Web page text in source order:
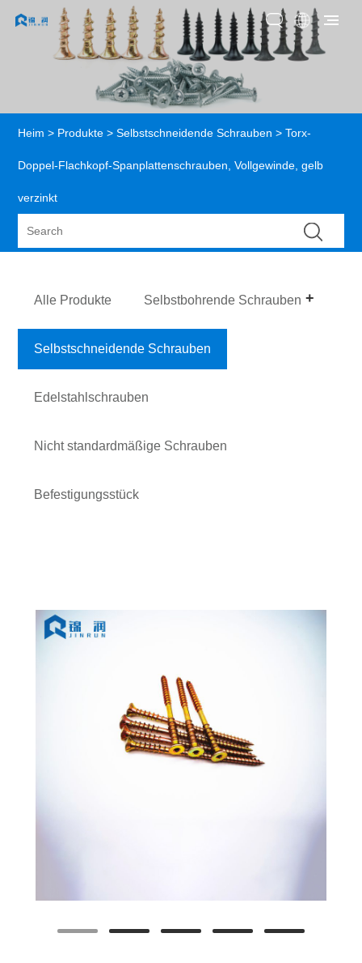
Heim > Produkte >Selbstschneidende Schrauben > Torx-
Doppel-Flachkopf-Spanplattenschrauben, Vollgewinde, gelb
verzinkt
Alle Produkte Selbstbohrende Schrauben
Selbstschneidende Schrauben
Edelstahlschrauben
Nicht standardmäßige Schrauben
Befestigungsstück